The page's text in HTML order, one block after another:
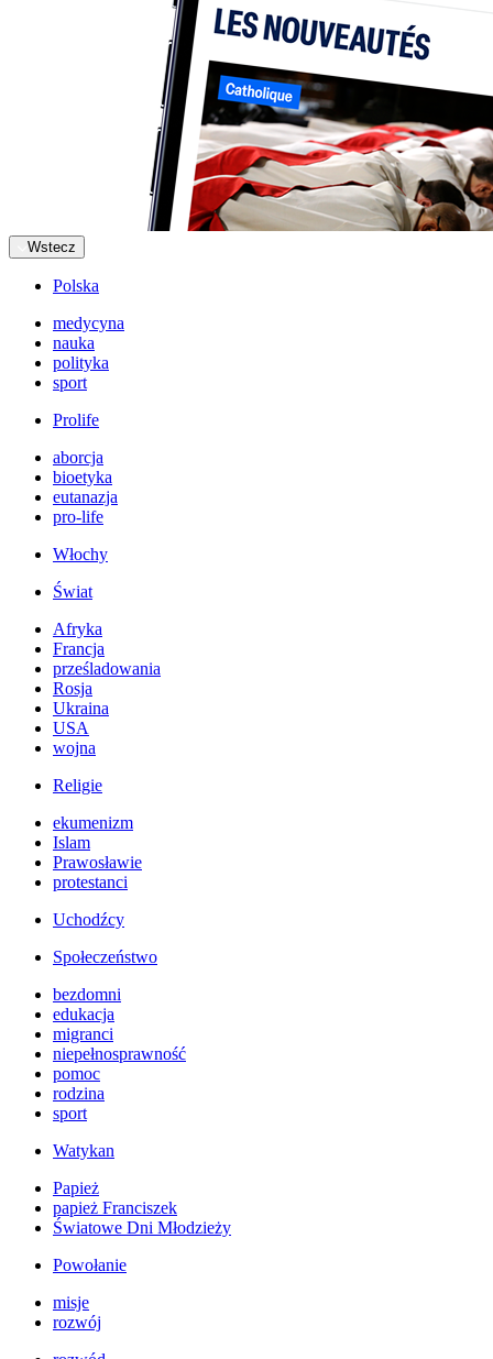
Wstecz
Polska
medycyna
nauka
polityka
sport
Prolife
aborcja
bioetyka
eutanazja
pro-life
Włochy
Świat
Afryka
Francja
prześladowania
Rosja
Ukraina
USA
wojna
Religie
ekumenizm
Islam
Prawosławie
protestanci
Uchodźcy
Społeczeństwo
bezdomni
edukacja
migranci
niepełnosprawność
pomoc
rodzina
sport
Watykan
Papież
papież Franciszek
Światowe Dni Młodzieży
Powołanie
misje
rozwój